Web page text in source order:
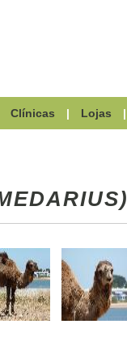
Clínicas | Lojas |